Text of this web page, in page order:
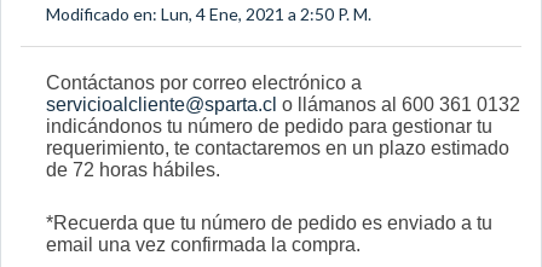
Modificado en: Lun, 4 Ene, 2021 a 2:50 P. M.
Contáctanos por correo electrónico a
servicioalcliente@sparta.cl o llámanos al 600 361 0132
indicándonos tu número de pedido para gestionar tu
requerimiento, te contactaremos en un plazo estimado
de 72 horas hábiles.
*Recuerda que tu número de pedido es enviado a tu
email una vez confirmada la compra.